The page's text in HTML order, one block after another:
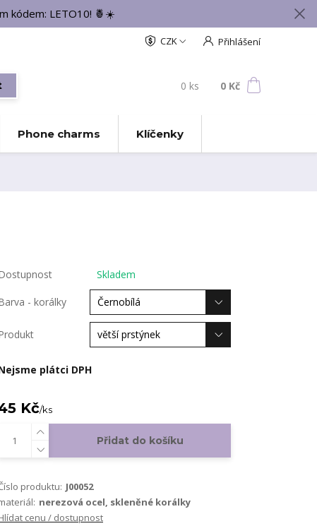
kódem: LETO10! 🍍☀️
CZK Přihlášení
0 ks 0 Kč
Phone charms Klíčenky
Skladem
- korálky
plátci DPH
Kč/ks
Přidat do košíku
produktu: J00052
nerezová ocel, skleněné korálky
cenu / dostupnost